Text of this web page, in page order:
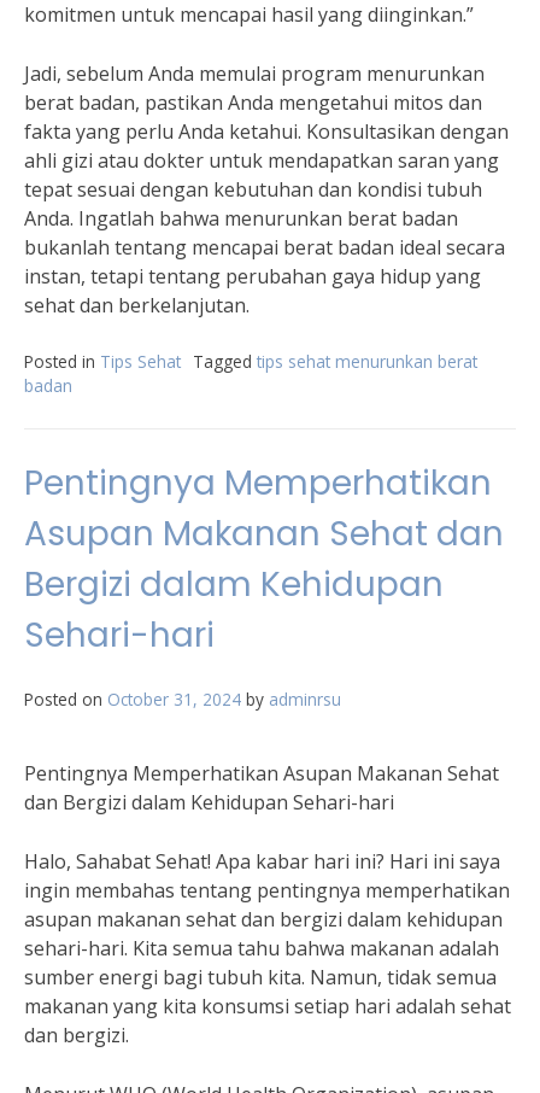
komitmen untuk mencapai hasil yang diinginkan.”
Jadi, sebelum Anda memulai program menurunkan
berat badan, pastikan Anda mengetahui mitos dan
fakta yang perlu Anda ketahui. Konsultasikan dengan
ahli gizi atau dokter untuk mendapatkan saran yang
tepat sesuai dengan kebutuhan dan kondisi tubuh
Anda. Ingatlah bahwa menurunkan berat badan
bukanlah tentang mencapai berat badan ideal secara
instan, tetapi tentang perubahan gaya hidup yang
sehat dan berkelanjutan.
Posted in Tips Sehat Tagged tips sehat menurunkan berat
badan
Pentingnya Memperhatikan
Asupan Makanan Sehat dan
Bergizi dalam Kehidupan
Sehari-hari
Posted on October 31, 2024 by adminrsu
Pentingnya Memperhatikan Asupan Makanan Sehat
dan Bergizi dalam Kehidupan Sehari-hari
Halo, Sahabat Sehat! Apa kabar hari ini? Hari ini saya
ingin membahas tentang pentingnya memperhatikan
asupan makanan sehat dan bergizi dalam kehidupan
sehari-hari. Kita semua tahu bahwa makanan adalah
sumber energi bagi tubuh kita. Namun, tidak semua
makanan yang kita konsumsi setiap hari adalah sehat
dan bergizi.